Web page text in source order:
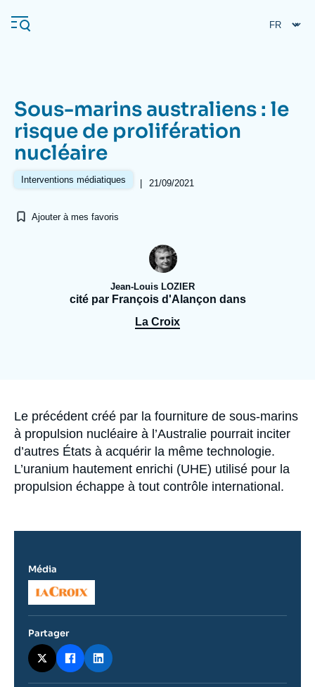
au
contenu
Navigation
principale
L'Ifri
Se connecter
À propos de l'Ifri
Proche-Orient
Sous-marins australiens : le
risque de prolifération
nucléaire
Interventions médiatiques | 21/09/2021
Ajouter à mes favoris
Jean-Louis LOZIER
cité par François d'Alançon dans
La Croix
Accroche
Le précédent créé par la fourniture de sous-marins
à propulsion nucléaire à l’Australie pourrait inciter
d’autres États à acquérir la même technologie.
L’uranium hautement enrichi (UHE) utilisé pour la
propulsion échappe à tout contrôle international.
Média
Logo
Partager